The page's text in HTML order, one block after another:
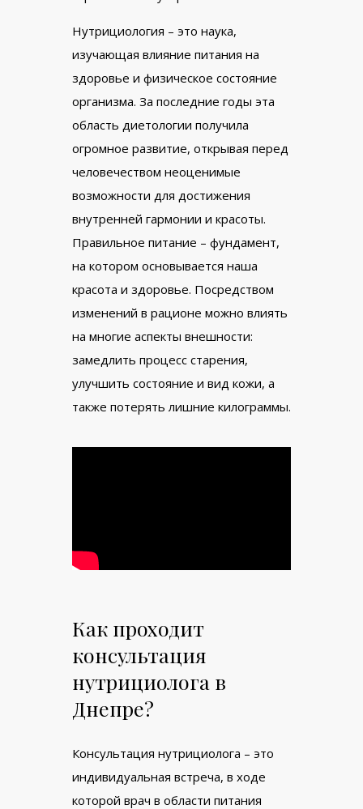
Нутрициология – это наука,
изучающая влияние питания на
здоровье и физическое состояние
организма. За последние годы эта
область диетологии получила
огромное развитие, открывая перед
человечеством неоценимые
возможности для достижения
внутренней гармонии и красоты.
Правильное питание – фундамент,
на котором основывается наша
красота и здоровье. Посредством
изменений в рационе можно влиять
на многие аспекты внешности:
замедлить процесс старения,
улучшить состояние и вид кожи, а
также потерять лишние килограммы.
Как проходит
консультация
нутрициолога в
Днепре?
Консультация нутрициолога – это
индивидуальная встреча, в ходе
которой врач в области питания